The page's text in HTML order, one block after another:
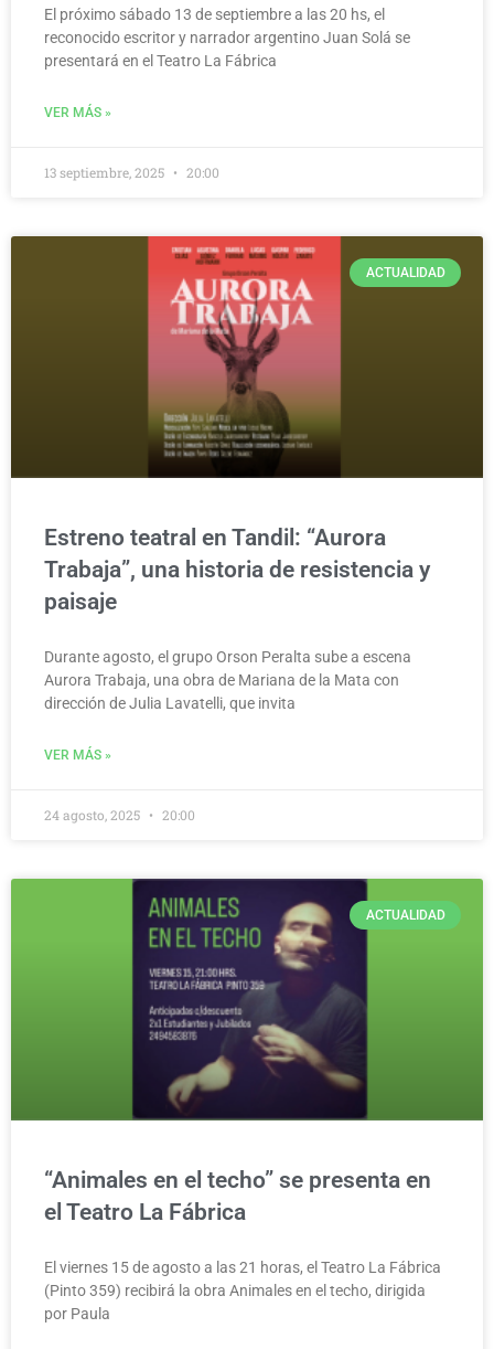
El próximo sábado 13 de septiembre a las 20 hs, el
reconocido escritor y narrador argentino Juan Solá se
presentará en el Teatro La Fábrica
VER MÁS »
13 septiembre, 2025 20:00
ACTUALIDAD
Estreno teatral en Tandil: “Aurora
Trabaja”, una historia de resistencia y
paisaje
Durante agosto, el grupo Orson Peralta sube a escena
Aurora Trabaja, una obra de Mariana de la Mata con
dirección de Julia Lavatelli, que invita
VER MÁS »
24 agosto, 2025 20:00
ACTUALIDAD
“Animales en el techo” se presenta en
el Teatro La Fábrica
El viernes 15 de agosto a las 21 horas, el Teatro La Fábrica
(Pinto 359) recibirá la obra Animales en el techo, dirigida
por Paula